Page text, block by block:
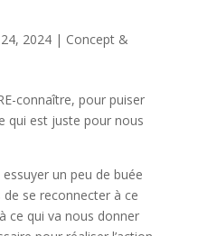
2024| Concept &
connaître, pour puiser
qui est juste pour nous
un peu de buée
se reconnecter à ce
ce qui va nous donner